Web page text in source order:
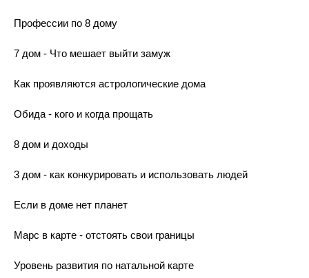
Профессии по 8 дому
7 дом - Что мешает выйти замуж
Как проявляются астрологические дома
Обида - кого и когда прощать
8 дом и доходы
3 дом - как конкурировать и использовать людей
Если в доме нет планет
Марс в карте - отстоять свои границы
Уровень развития по натальной карте